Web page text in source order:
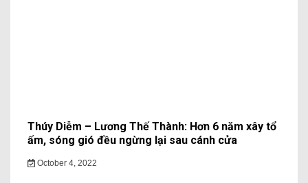
Thúy Diễm – Lương Thế Thành: Hơn 6 năm xây tổ
ấm, sóng gió đều ngừng lại sau cánh cửa
October 4, 2022